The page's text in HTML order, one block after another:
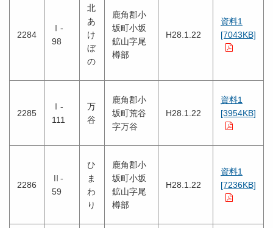
2284
Ⅰ-
98
北
あ
け
ぼ
の
鹿角郡小
坂町小坂
鉱山字尾
樽部
H28.1.22
資料1
[7043KB]
2285
Ⅰ-
111
万
谷
鹿角郡小
坂町荒谷
字万谷
H28.1.22
資料1
[3954KB]
2286
Ⅱ-
59
ひ
ま
わ
り
鹿角郡小
坂町小坂
鉱山字尾
樽部
H28.1.22
資料1
[7236KB]